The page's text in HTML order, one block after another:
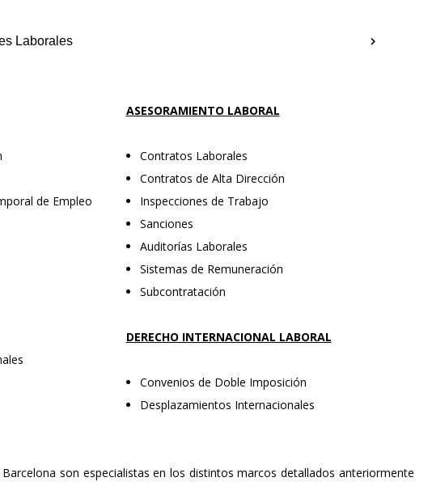
Laborales
de Empleo
ASESORAMIENTO LABORAL
Contratos Laborales
Contratos de Alta Dirección
Inspecciones de Trabajo
Sanciones
Auditorías Laborales
Sistemas de Remuneración
Subcontratación
DERECHO INTERNACIONAL LABORAL
Convenios de Doble Imposición
Desplazamientos Internacionales
son especialistas en los distintos marcos detallados anteriormente